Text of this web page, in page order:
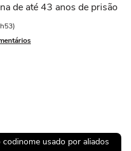
de até 43 anos de prisão
codinome usado por aliados